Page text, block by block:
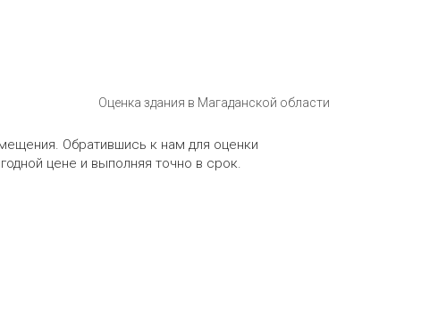
Оценка здания в Магаданской области
Обратившись к нам для оценки
цене и выполняя точно в срок.